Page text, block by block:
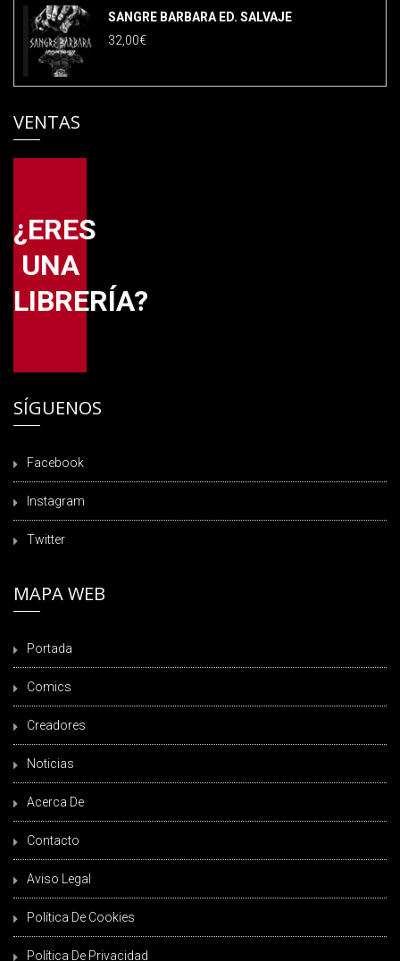
SANGRE BARBARA ED. SALVAJE
32,00€
VENTAS
¿ERES
UNA
LIBRERÍA?
SÍGUENOS
Facebook
Instagram
Twitter
MAPA WEB
Portada
Comics
Creadores
Noticias
Acerca De
Contacto
Aviso Legal
Política De Cookies
Política De Privacidad